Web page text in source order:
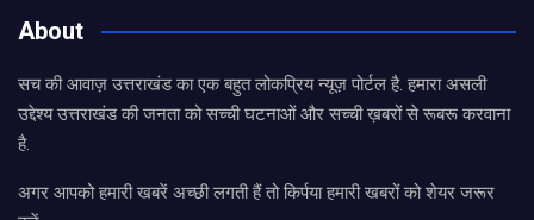
About
सच की आवाज़ उत्तराखंड का एक बहुत लोकप्रिय न्यूज़ पोर्टल है. हमारा असली
उद्देश्य उत्तराखंड की जनता को सच्ची घटनाओं और सच्ची ख़बरों से रूबरू करवाना
है.
अगर आपको हमारी खबरें अच्छी लगती हैं तो किर्पया हमारी खबरों को शेयर जरूर